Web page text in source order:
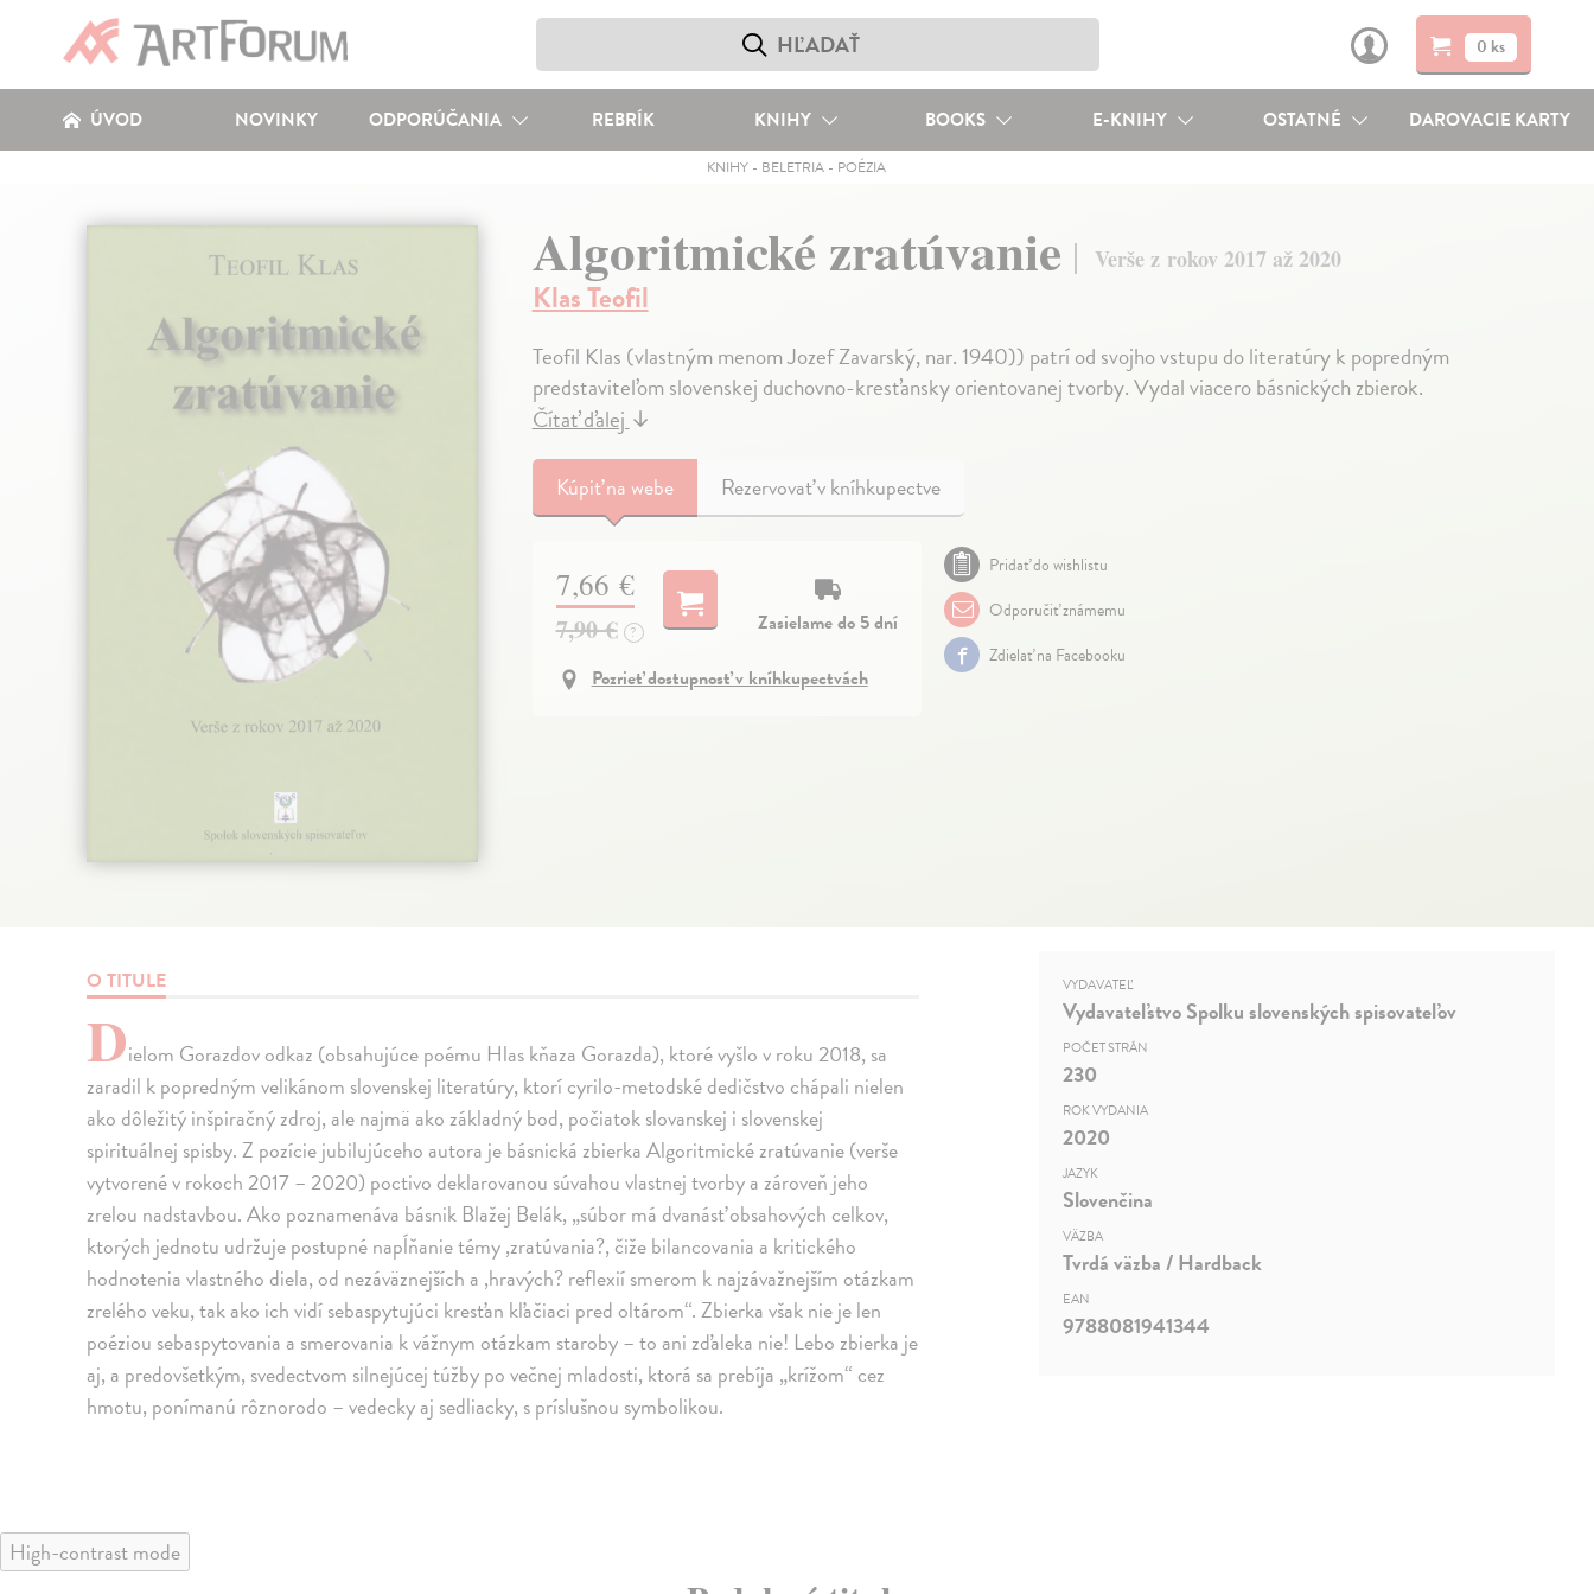
0 ks
ÚVOD NOVINKY ODPORÚČANIA REBRÍK KNIHY BOOKS E-KNIHY OSTATNÉ DAROVACIE KARTY
KNIHY - BELETRIA - POÉZIA
Algoritmické zratúvanie Verše z rokov 2017 až 2020
Klas Teofil
Teofil Klas (vlastným menom Jozef Zavarský, nar. 1940)) patrí od svojho vstupu do literatúry k popredným
predstaviteľom slovenskej duchovno-kresťansky orientovanej tvorby. Vydal viacero básnických zbierok.
Čítať ďalej↓
Kúpiťna webe Rezervovať v kníhkupectve
7,66 €
7,90 € ?
Zasielame do 5 dní
Pozrieť dostupnosť v kníhkupectvách
Pridať do wishlistu
Odporučiť známemu
Zdielať na Facebooku
O TITULE
Dielom Gorazdov odkaz (obsahujúce poému Hlas kňaza Gorazda), ktoré vyšlo v roku 2018, sa
zaradil k popredným velikánom slovenskej literatúry, ktorí cyrilo-metodské dedičstvo chápali nielen
ako dôležitý inšpiračný zdroj, ale najmä ako základný bod, počiatok slovanskej i slovenskej
spirituálnej spisby. Z pozície jubilujúceho autora je básnická zbierka Algoritmické zratúvanie (verše
vytvorené v rokoch 2017 – 2020) poctivo deklarovanou súvahou vlastnej tvorby a zároveň jeho
zrelou nadstavbou. Ako poznamenáva básnik Blažej Belák, „súbor má dvanásť obsahových celkov,
ktorých jednotu udržuje postupné napĺňanie témy ,zratúvania?, čiže bilancovania a kritického
hodnotenia vlastného diela, od nezáväznejších a ,hravých? reflexií smerom k najzávažnejším otázkam
zrelého veku, tak ako ich vidí sebaspytujúci kresťan kľačiaci pred oltárom“. Zbierka však nie je len
poéziou sebaspytovania a smerovania k vážnym otázkam staroby – to ani zďaleka nie! Lebo zbierka je
aj, a predovšetkým, svedectvom silnejúcej túžby po večnej mladosti, ktorá sa prebíja „krížom“ cez
hmotu, ponímanú rôznorodo – vedecky aj sedliacky, s príslušnou symbolikou.
VYDAVATEĽ
Vydavateľstvo Spolku slovenských spisovateľov
POČET STRÁN
230
ROK VYDANIA
2020
JAZYK
Slovenčina
VÄZBA
Tvrdá väzba / Hardback
EAN
9788081941344
High-contrast mode